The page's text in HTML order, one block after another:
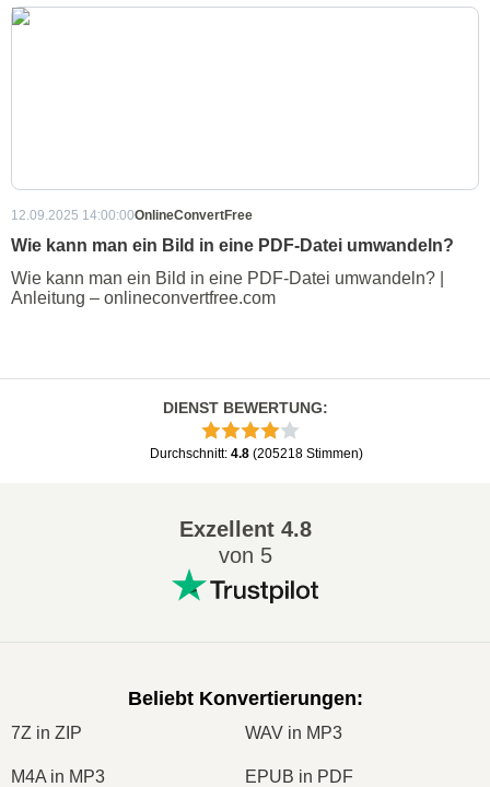
12.09.2025 14:00:00OnlineConvertFree
Wie kann man ein Bild in eine PDF-Datei umwandeln?
Wie kann man ein Bild in eine PDF-Datei umwandeln? |
Anleitung – onlineconvertfree.com
DIENST BEWERTUNG:
Durchschnitt: 4.8 (205218 Stimmen)
Exzellent4.8
von 5
Beliebt Konvertierungen:
7Z in ZIP WAV in MP3
M4A in MP3 EPUB in PDF